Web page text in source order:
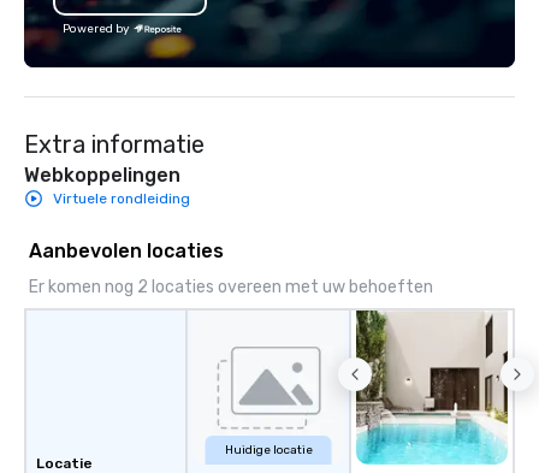
Powered by
Extra informatie
Webkoppelingen
Virtuele rondleiding
Aanbevolen locaties
Er komen nog 2 locaties overeen met uw behoeften
Locatie
Huidige locatie